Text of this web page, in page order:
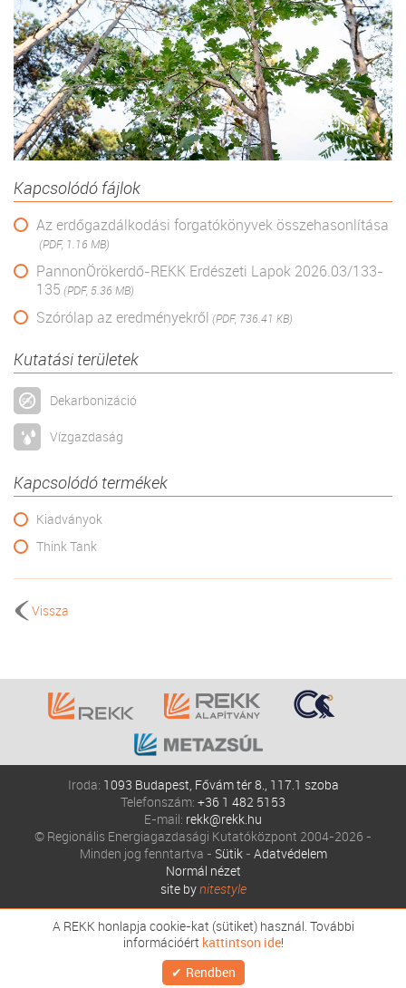
Kapcsolódó fájlok
Az erdőgazdálkodási forgatókönyvek összehasonlítása
(PDF, 1.16 MB)
PannonÖrökerdő-REKK Erdészeti Lapok 2026.03/133-
135 (PDF, 5.36 MB)
Szórólap az eredményekről (PDF, 736.41 KB)
Kutatási területek
Dekarbonizáció
Vízgazdaság
Kapcsolódó termékek
Kiadványok
Think Tank
Vissza
Iroda: 1093 Budapest, Fővám tér 8., 117.1 szoba
Telefonszám: +36 1 482 5153
E-mail: rekk@rekk.hu
© Regionális Energiagazdasági Kutatóközpont 2004-2026 -
Minden jog fenntartva - Sütik- Adatvédelem
Normál nézet
site bynitestyle
A REKK honlapja cookie-kat (sütiket) használ. További
információért kattintson ide!
Rendben